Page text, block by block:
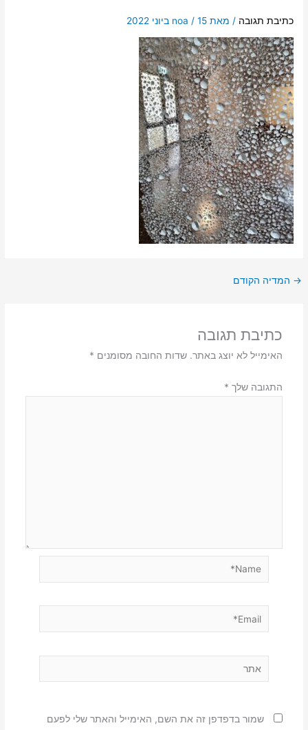
כתיבת תגובה / מאת noa / 15 ביוני 2022
→ המדיה הקודם
כתיבת תגובה
האימייל לא יוצג באתר. שדות החובה מסומנים *
התגובה שלך *
Email*
שמור בדפדפן זה את השם, האימייל והאתר שלי לפעם